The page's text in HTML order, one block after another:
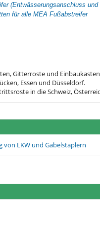
(Entwässerungsanschluss und
für alle MEA Fußabstreifer
Gitterroste und
Essen und Düsseldorf.
in die Schweiz,
von LKW und Gabelstaplern